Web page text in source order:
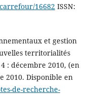
16682 ISSN:
et gestion
territorialités
: décembre 2010, (en
2010. Disponible en
de-recherche-